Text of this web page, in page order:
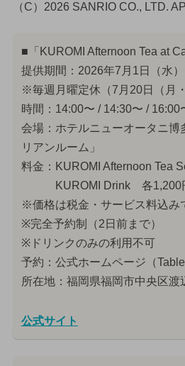
（C）2026 SANRIO CO., LTD.
■「KUROMI Afternoon Tea at
提供期間：2026年7月1日（水）
※毎週月曜定休（7月20日（月
時間：14:00〜 / 14:30〜 / 16:00
会場：ホテルニューオータニ博
リアンルーム」
料金：KUROMI Afternoon Tea
KUROMI Drink 各1,200
※価格は税金・サービス料込み
※完全予約制（2日前まで）
※ドリンクのみの利用不可
予約：公式ホームページ（
所在地：福岡県福岡市中央区渡
公式サイト